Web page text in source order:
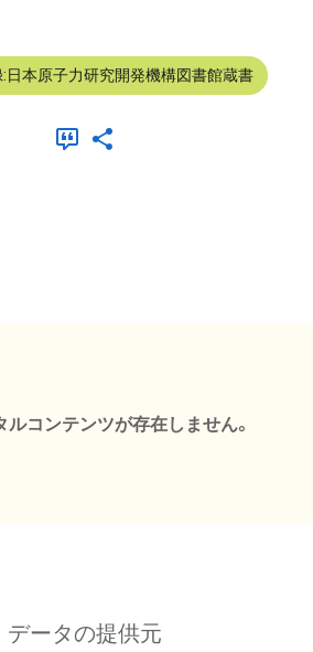
:日本原子力研究開発機構図書館蔵書
コンテンツが存在しません。
データの提供元